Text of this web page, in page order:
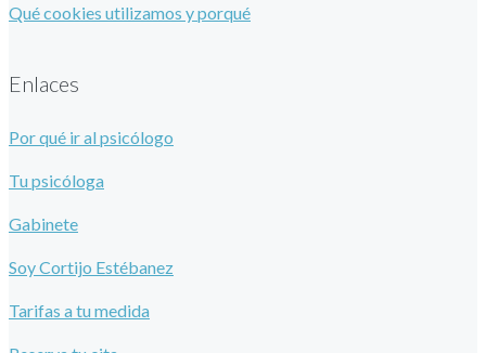
Qué cookies utilizamos y porqué
Enlaces
Por qué ir al psicólogo
Tu psicóloga
Gabinete
Soy Cortijo Estébanez
Tarifas a tu medida